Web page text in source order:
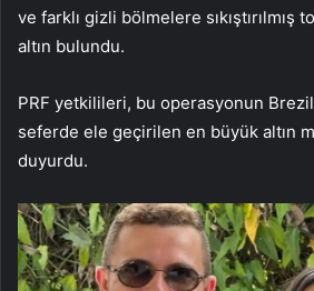
ve farklı gizli bölmelere sıkıştırılmış
altın bulundu.
PRF yetkilileri, bu operasyonun
seferde ele geçirilen en büyük altın
duyurdu.